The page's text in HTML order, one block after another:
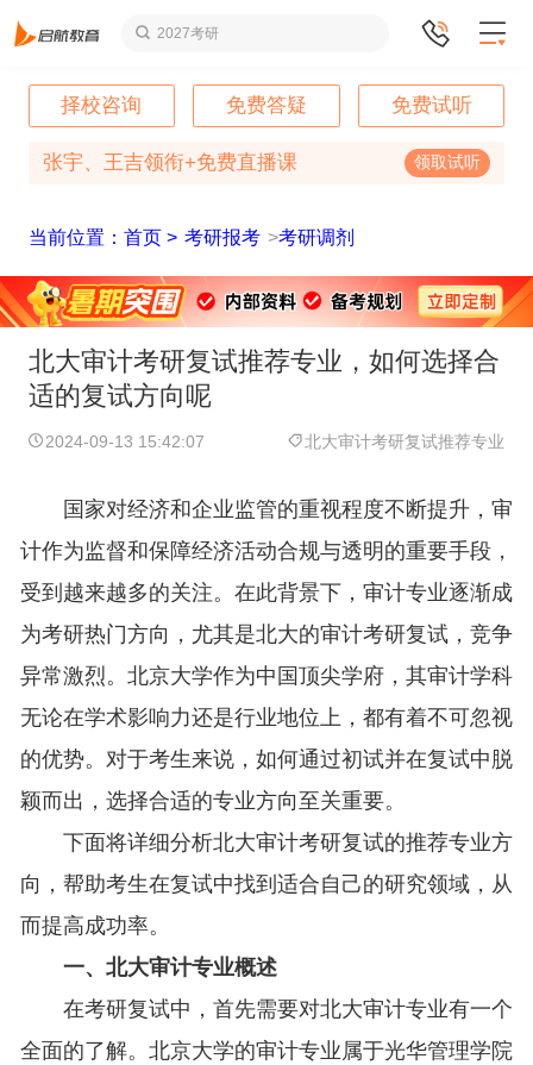
2027考研
择校咨询 免费答疑 免费试听
张宇、王吉领衔+免费直播课 领取试听
当前位置：首页 > 考研报考 >考研调剂
北大审计考研复试推荐专业，如何选择合
适的复试方向呢
2024-09-13 15:42:07 北大审计考研复试推荐专业
国家对经济和企业监管的重视程度不断提升，审
计作为监督和保障经济活动合规与透明的重要手段，
受到越来越多的关注。在此背景下，审计专业逐渐成
为考研热门方向，尤其是北大的审计考研复试，竞争
异常激烈。北京大学作为中国顶尖学府，其审计学科
无论在学术影响力还是行业地位上，都有着不可忽视
的优势。对于考生来说，如何通过初试并在复试中脱
颖而出，选择合适的专业方向至关重要。
下面将详细分析北大审计考研复试的推荐专业方
向，帮助考生在复试中找到适合自己的研究领域，从
而提高成功率。
一、北大审计专业概述
在考研复试中，首先需要对北大审计专业有一个
全面的了解。北京大学的审计专业属于光华管理学院